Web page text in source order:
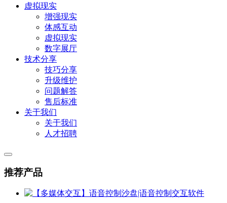
虚拟现实
增强现实
体感互动
虚拟现实
数字展厅
技术分享
技巧分享
升级维护
问题解答
售后标准
关于我们
关于我们
人才招聘
推荐产品